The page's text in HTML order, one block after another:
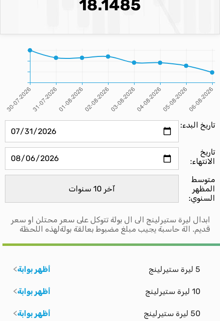
18.1485
تاريخ البدء:
تاريخ
الانتهاء:
متوسط ​​
المظهر
السنوي:
ابدال ليرة ستيرلينج الى ال بولة تتوكل على سعر محتلن او سعر
قديم. الة حاسبة يجيب مبلغ مضبوط بعالقة بولةلهذه اللحظة
5 ليرة ستيرلينج أظهر بوابة
10 ليرة ستيرلينج أظهر بوابة
50 ليرة ستيرلينج أظهر بوابة